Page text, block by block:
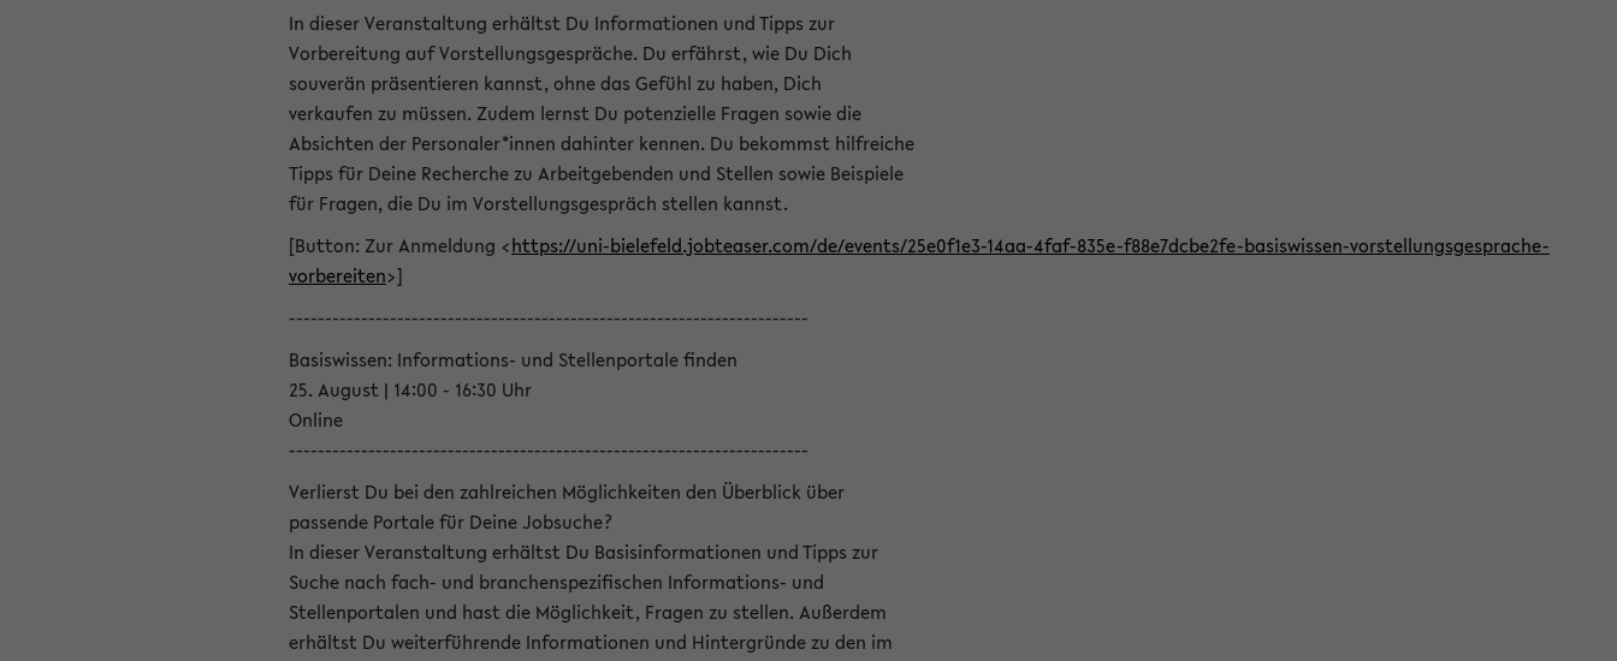
In dieser Veranstaltung erhältst Du Informationen und Tipps zur
Vorbereitung auf Vorstellungsgespräche. Du erfährst, wie Du Dich
souverän präsentieren kannst, ohne das Gefühl zu haben, Dich
verkaufen zu müssen. Zudem lernst Du potenzielle Fragen sowie die
Absichten der Personaler*innen dahinter kennen. Du bekommst hilfreiche
Tipps für Deine Recherche zu Arbeitgebenden und Stellen sowie Beispiele
für Fragen, die Du im Vorstellungsgespräch stellen kannst.
[Button: Zur Anmeldung <https://uni-bielefeld.jobteaser.com/de/events/25e0f1e3-14aa-4faf-835e-f88e7dcbe2fe-basiswissen-vorstellungsgesprache-
vorbereiten>]
------------------------------------------------------------------------
Basiswissen: Informations- und Stellenportale finden
25. August | 14:00 - 16:30 Uhr
Online
------------------------------------------------------------------------
Verlierst Du bei den zahlreichen Möglichkeiten den Überblick über
passende Portale für Deine Jobsuche?
In dieser Veranstaltung erhältst Du Basisinformationen und Tipps zur
Suche nach fach- und branchenspezifischen Informations- und
Stellenportalen und hast die Möglichkeit, Fragen zu stellen. Außerdem
erhältst Du weiterführende Informationen und Hintergründe zu den im